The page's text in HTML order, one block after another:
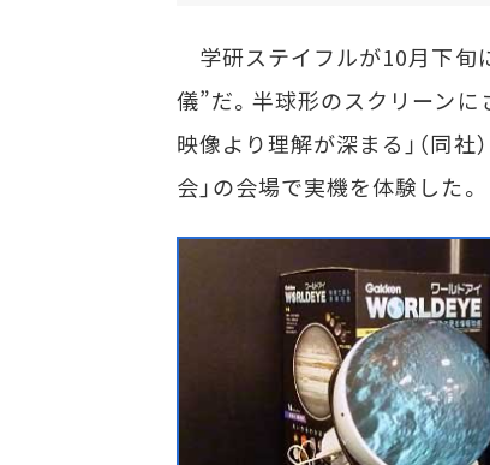
学研ステイフルが10月下旬
儀”だ。半球形のスクリーンに
映像より理解が深まる」（同
会」の会場で実機を体験した。